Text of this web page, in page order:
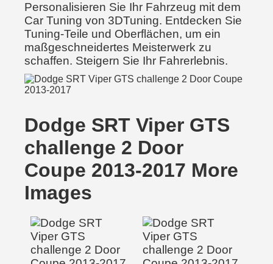
Personalisieren Sie Ihr Fahrzeug mit dem
Car Tuning von 3DTuning. Entdecken Sie
Tuning-Teile und Oberflächen, um ein
maßgeschneidertes Meisterwerk zu
schaffen. Steigern Sie Ihr Fahrerlebnis.
Dodge SRT Viper GTS
challenge 2 Door
Coupe 2013-2017 More
Images